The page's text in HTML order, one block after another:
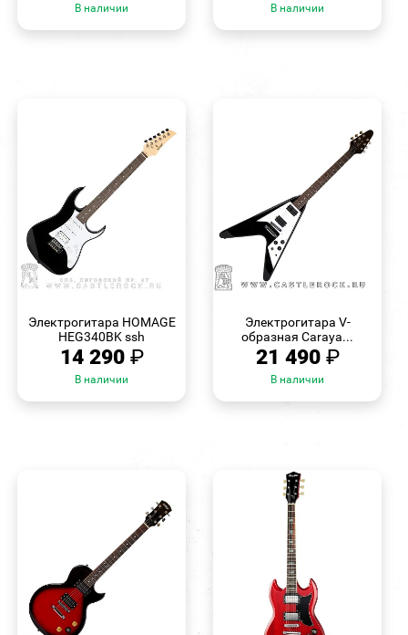
В наличии В наличии
Электрогитара HOMAGE
HEG340BK ssh
14 290 ₽
В наличии
Электрогитара V-
образная Caraya...
21 490 ₽
В наличии